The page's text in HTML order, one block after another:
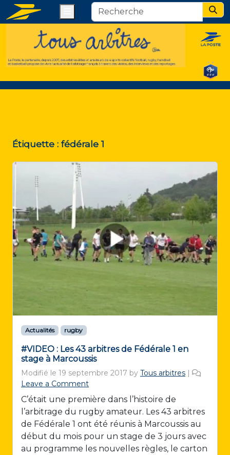
Étiquette : fédérale 1
Actualités rugby
#VIDEO : Les 43 arbitres de Fédérale 1 en
stage à Marcoussis
Modifié le 19 septembre 2017 by Tous arbitres |
Leave a Comment
C’était une première dans l’histoire de
l’arbitrage du rugby amateur. Les 43 arbitres
de Fédérale 1 ont été réunis à Marcoussis au
début du mois pour un stage de 3 jours avec
au programme les nouvelles règles, le carton